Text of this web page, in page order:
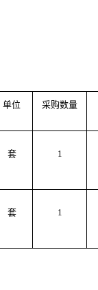
单位 采购数量
套 1
套 1